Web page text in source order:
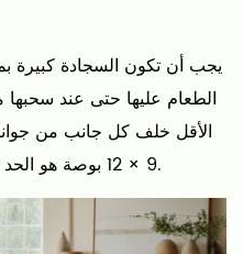
يجب أن تكون السجادة كبيرة
الأقل خلف كل جانب من
9 × 12 بوصة هو الحد الأدنى لمجموعة الطعام القياسية.